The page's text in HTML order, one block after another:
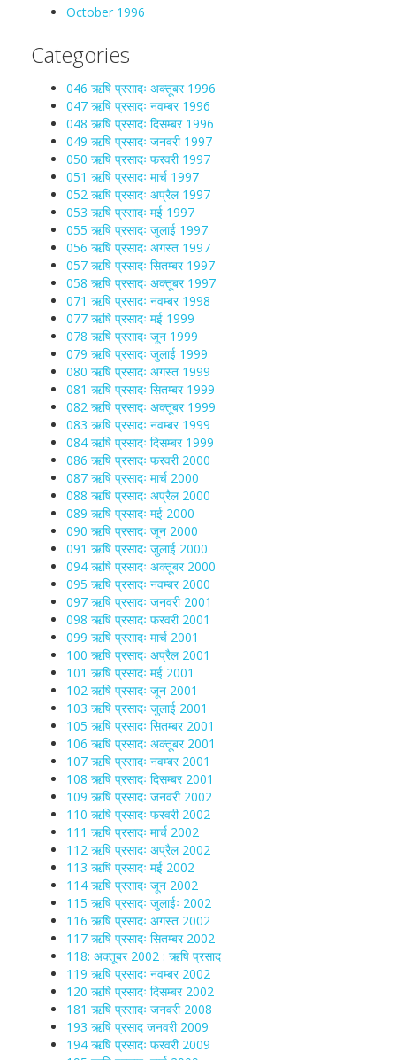
October 1996
Categories
046 ऋषि प्रसादः अक्तूबर 1996
047 ऋषि प्रसादः नवम्बर 1996
048 ऋषि प्रसादः दिसम्बर 1996
049 ऋषि प्रसादः जनवरी 1997
050 ऋषि प्रसादः फरवरी 1997
051 ऋषि प्रसादः मार्च 1997
052 ऋषि प्रसादः अप्रैल 1997
053 ऋषि प्रसादः मई 1997
055 ऋषि प्रसादः जुलाई 1997
056 ऋषि प्रसादः अगस्त 1997
057 ऋषि प्रसादः सितम्बर 1997
058 ऋषि प्रसादः अक्तूबर 1997
071 ऋषि प्रसादः नवम्बर 1998
077 ऋषि प्रसादः मई 1999
078 ऋषि प्रसादः जून 1999
079 ऋषि प्रसादः जुलाई 1999
080 ऋषि प्रसादः अगस्त 1999
081 ऋषि प्रसादः सितम्बर 1999
082 ऋषि प्रसादः अक्तूबर 1999
083 ऋषि प्रसादः नवम्बर 1999
084 ऋषि प्रसादः दिसम्बर 1999
086 ऋषि प्रसादः फरवरी 2000
087 ऋषि प्रसादः मार्च 2000
088 ऋषि प्रसादः अप्रैल 2000
089 ऋषि प्रसादः मई 2000
090 ऋषि प्रसादः जून 2000
091 ऋषि प्रसादः जुलाई 2000
094 ऋषि प्रसादः अक्तूबर 2000
095 ऋषि प्रसादः नवम्बर 2000
097 ऋषि प्रसादः जनवरी 2001
098 ऋषि प्रसादः फरवरी 2001
099 ऋषि प्रसादः मार्च 2001
100 ऋषि प्रसादः अप्रैल 2001
101 ऋषि प्रसादः मई 2001
102 ऋषि प्रसादः जून 2001
103 ऋषि प्रसादः जुलाई 2001
105 ऋषि प्रसादः सितम्बर 2001
106 ऋषि प्रसादः अक्तूबर 2001
107 ऋषि प्रसादः नवम्बर 2001
108 ऋषि प्रसादः दिसम्बर 2001
109 ऋषि प्रसादः जनवरी 2002
110 ऋषि प्रसादः फरवरी 2002
111 ऋषि प्रसादः मार्च 2002
112 ऋषि प्रसादः अप्रैल 2002
113 ऋषि प्रसादः मई 2002
114 ऋषि प्रसादः जून 2002
115 ऋषि प्रसादः जुलाईः 2002
116 ऋषि प्रसादः अगस्त 2002
117 ऋषि प्रसादः सितम्बर 2002
118: अक्तूबर 2002 : ऋषि प्रसाद
119 ऋषि प्रसादः नवम्बर 2002
120 ऋषि प्रसादः दिसम्बर 2002
181 ऋषि प्रसादः जनवरी 2008
193 ऋषि प्रसाद जनवरी 2009
194 ऋषि प्रसादः फरवरी 2009